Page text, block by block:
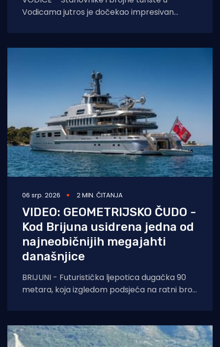
Vodicama jutros je dočekao impresivan
06 srp. 2026 2 MIN. ČITANJA
VIDEO: GEOMETRIJSKO ČUDO -
Kod Brijuna usidrena jedna od
najneobičnijih megajahti
današnjice
BRIJUNI - Futuristička ljepotica dugačka 90
metara, koja izgledom podsjeća na ratni brod